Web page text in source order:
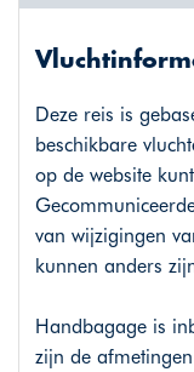
Deze reis is
beschikbare
op de website
van wijzigingen
kunnen anders
Handbagage is
zijn de